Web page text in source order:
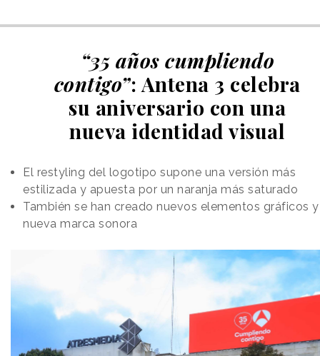
“35 años cumpliendo
contigo”: Antena 3 celebra
su aniversario con una
nueva identidad visual
El restyling del logotipo supone una versión más
estilizada y apuesta por un naranja más saturado
También se han creado nuevos elementos gráficos
nueva marca sonora